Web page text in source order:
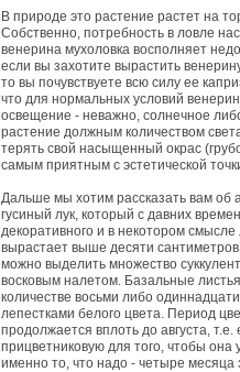
В природе это растение растет на
Собственно, потребность в ловле
венерина мухоловка восполняет
если вы захотите вырастить
то вы почувствуете всю силу ее
что для нормальных условий
освещение - неважно, солнечное
растение должным количеством
терять свой насыщенный окрас
самым приятным с эстетической
Дальше мы хотим рассказать вам об
гусиный лук, который с давних
декоративного и в некотором
вырастает выше десяти
можно выделить множество
восковым налетом. Базальные
количестве восьми либо
лепестками белого цвета. Период
продолжается вплоть до августа,
прицветниковую для того, чтобы
именно то, что надо - четыре месяца